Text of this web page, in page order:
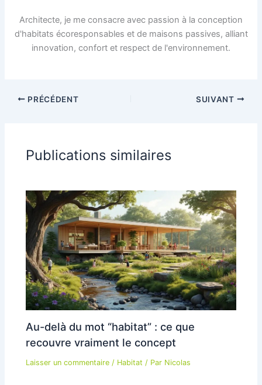
Architecte, je me consacre avec passion à la conception
d'habitats écoresponsables et de maisons passives, alliant
innovation, confort et respect de l'environnement.
PRÉCÉDENT SUIVANT
Publications similaires
Au-delà du mot “habitat” : ce que
recouvre vraiment le concept
Laisser un commentaire / Habitat / Par Nicolas